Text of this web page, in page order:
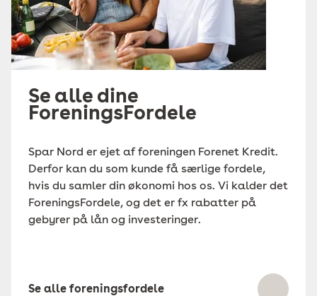
Se alle dine
ForeningsFordele
Spar Nord er ejet af foreningen Forenet Kredit.
Derfor kan du som kunde få særlige fordele,
hvis du samler din økonomi hos os. Vi kalder det
ForeningsFordele, og det er fx rabatter på
gebyrer på lån og investeringer.
Se alle foreningsfordele